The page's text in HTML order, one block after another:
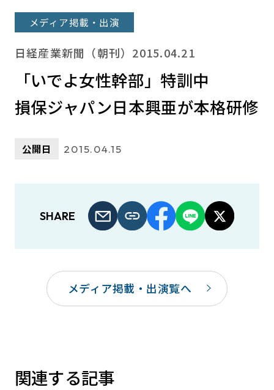
メディア掲載・出演
日経産業新聞（朝刊）2015.04.21
「いでよ女性幹部」特訓中
損保ジャパン日本興亜が本格研修
公開日 2015.04.15
SHARE
メディア掲載・出演覧へ
関連する記事